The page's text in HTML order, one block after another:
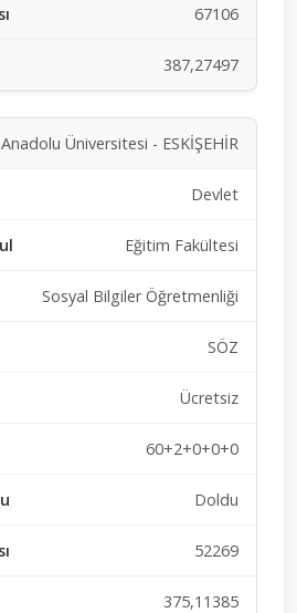
67106
387,27497
Anadolu Üniversitesi - ESKİŞEHİR
Devlet
Eğitim Fakültesi
Sosyal Bilgiler Öğretmenliği
SÖZ
Ücretsiz
60+2+0+0+0
Doldu
52269
375,11385